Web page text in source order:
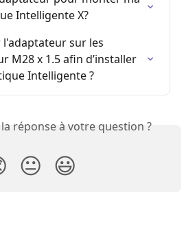
Intelligente X?
sur les
M28 x 1.5 afin d’installer
Intelligente ?
réponse à votre question ?
😐 😃